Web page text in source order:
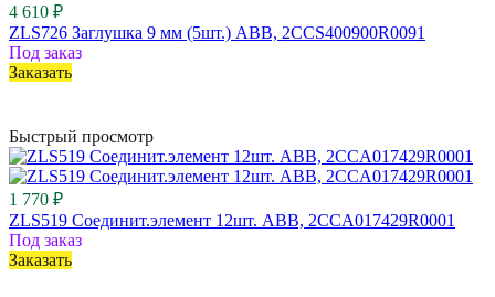
4 610 ₽
ZLS726 Заглушка 9 мм (5шт.) ABB, 2CCS400900R0091
Под заказ
Заказать
Быстрый просмотр
1 770 ₽
ZLS519 Соединит.элемент 12шт. ABB, 2CCA017429R0001
Под заказ
Заказать